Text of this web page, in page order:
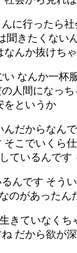
に行ったら
きたくな
んか抜けち
なんか一
人間になっ
をというか
だからな
こでいく
ているんで
んです そ
のがあった
ていなく
だから欲